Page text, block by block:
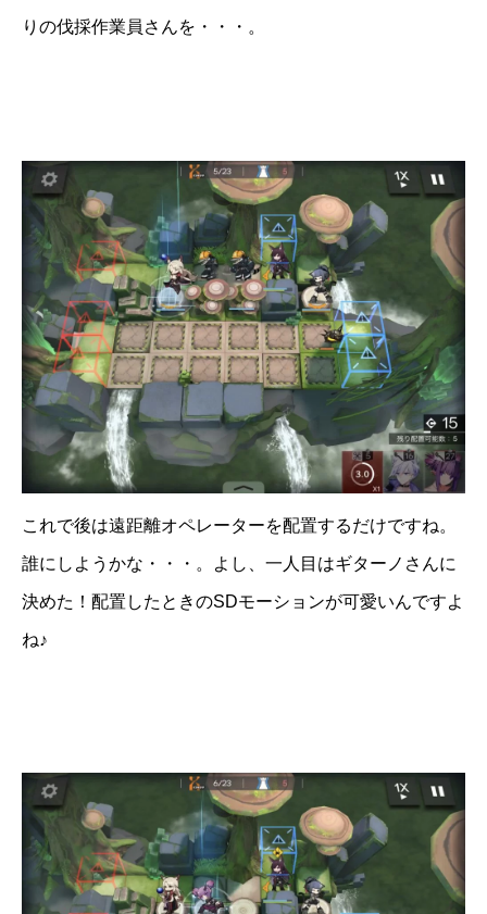
りの伐採作業員さんを・・・。
これで後は遠距離オペレーターを配置するだけですね。
誰にしようかな・・・。よし、一人目はギターノさんに
決めた！配置したときのSDモーションが可愛いんですよ
ね♪